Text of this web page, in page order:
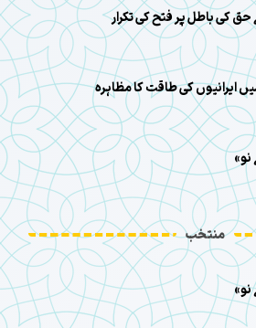
کی باطل پر فتح کی تکرار
ایرانیوں کی طاقت کا مظاہرہ
نو»
منتخب
نو»